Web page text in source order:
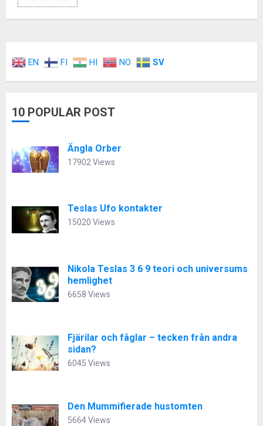
EN FI HI NO SV
10 POPULAR POST
Ängla Orber
17902 Views
Teslas Ufo kontakter
15020 Views
Nikola Teslas 3 6 9 teori och universums
hemlighet
6658 Views
Fjärilar och fåglar – tecken från andra
sidan?
6045 Views
Den Mummifierade hustomten
5664 Views